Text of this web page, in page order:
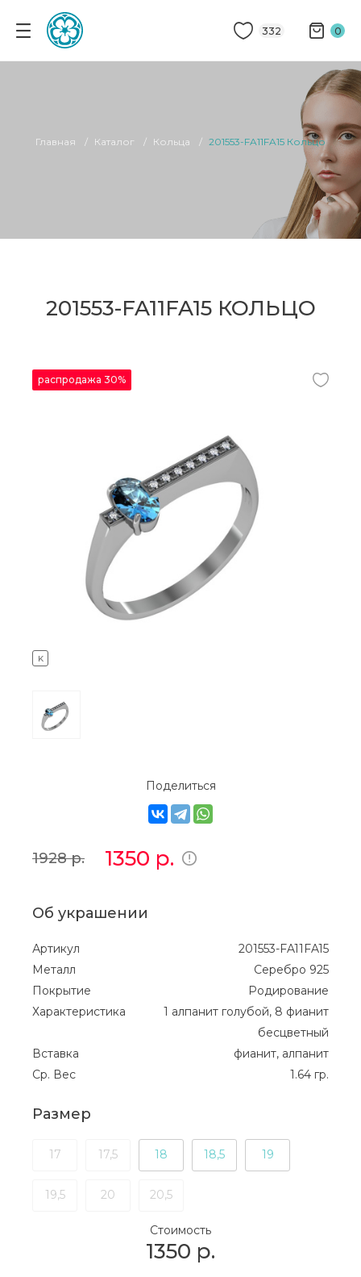
332 0
Главная Каталог Кольца 201553-FA11FA15 Кольцо
201553-FA11FA15 КОЛЬЦО
распродажа 30%
K
Поделиться
1928р. 1350 р.
Об украшении
Артикул
201553-FA11FA15
Металл
Серебро 925
Покрытие
Родирование
Характеристика
1 алпанит голубой, 8 фианит
бесцветный
Вставка
фианит, алпанит
Ср. Вес
1.64 гр.
Размер
17 17,5 18 18,5 19
19,5 20 20,5
Стоимость
1350 р.